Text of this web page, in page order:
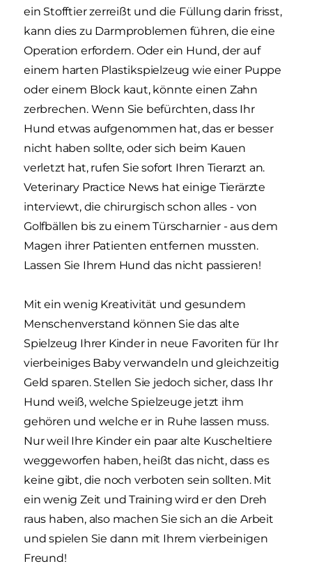
ein Stofftier zerreißt und die Füllung darin frisst,
kann dies zu Darmproblemen führen, die eine
Operation erfordern. Oder ein Hund, der auf
einem harten Plastikspielzeug wie einer Puppe
oder einem Block kaut, könnte einen Zahn
zerbrechen. Wenn Sie befürchten, dass Ihr
Hund etwas aufgenommen hat, das er besser
nicht haben sollte, oder sich beim Kauen
verletzt hat, rufen Sie sofort Ihren Tierarzt an.
Veterinary Practice News hat einige Tierärzte
interviewt, die chirurgisch schon alles - von
Golfbällen bis zu einem Türscharnier - aus dem
Magen ihrer Patienten entfernen mussten.
Lassen Sie Ihrem Hund das nicht passieren!
Mit ein wenig Kreativität und gesundem
Menschenverstand können Sie das alte
Spielzeug Ihrer Kinder in neue Favoriten für Ihr
vierbeiniges Baby verwandeln und gleichzeitig
Geld sparen. Stellen Sie jedoch sicher, dass Ihr
Hund weiß, welche Spielzeuge jetzt ihm
gehören und welche er in Ruhe lassen muss.
Nur weil Ihre Kinder ein paar alte Kuscheltiere
weggeworfen haben, heißt das nicht, dass es
keine gibt, die noch verboten sein sollten. Mit
ein wenig Zeit und Training wird er den Dreh
raus haben, also machen Sie sich an die Arbeit
und spielen Sie dann mit Ihrem vierbeinigen
Freund!